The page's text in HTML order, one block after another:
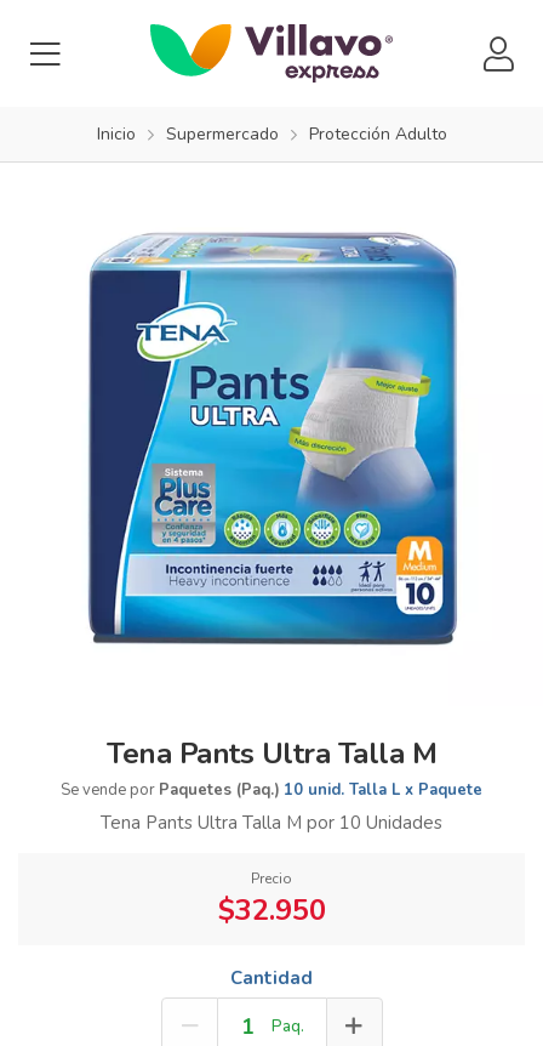
Inicio Supermercado Protección Adulto
Tena Pants Ultra Talla M
Se vende por Paquetes (Paq.) 10 unid. Talla L x Paquete
Tena Pants Ultra Talla M por 10 Unidades
Precio
$32.950
Cantidad
Paq.